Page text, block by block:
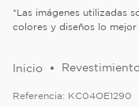
*Las imágenes utilizadas
colores y diseños lo
Referencia: KC04OE1290